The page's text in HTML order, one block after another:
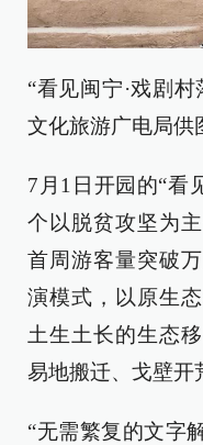
“看见闽宁·戏剧
文化旅游广电局供
7月1日开园的“看
个以脱贫攻坚为
首周游客量突破
演模式，以原生
土生土长的生态
易地搬迁、戈壁开
“无需繁复的文字